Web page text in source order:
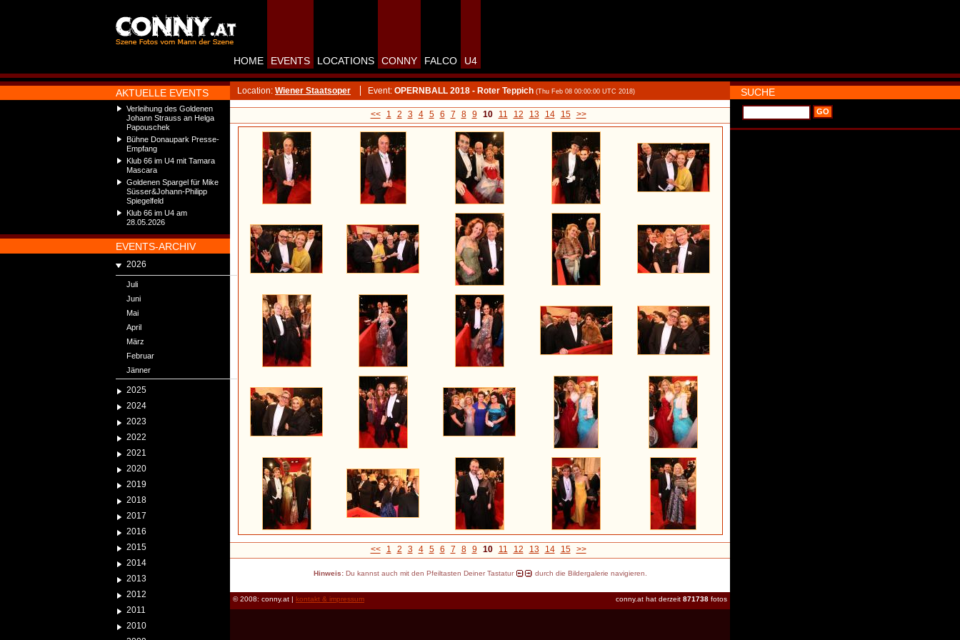
AKTUELLE EVENTS
Verleihung des Goldenen
Johann Strauss an Helga
Papouschek
Bühne Donaupark Presse-
Empfang
Klub 66 im U4 mit Tamara
Mascara
Goldenen Spargel für Mike
Süsser&Johann-Philipp
Spiegelfeld
Klub 66 im U4 am
28.05.2026
EVENTS-ARCHIV
2026
Juli
Juni
Mai
April
März
Februar
Jänner
2025
2024
2023
2022
2021
2020
2019
2018
2017
2016
2015
2014
2013
2012
2011
2010
HOME EVENTS LOCATIONS CONNY FALCO U4
Location: Wiener Staatsoper Event: OPERNBALL 2018 - Roter Teppich (Thu Feb 08 00:00:00 UTC 2018)
<< 1 2 3 4 5 6 7 8 9 10 11 12 13 14 15 >>
<< 1 2 3 4 5 6 7 8 9 10 11 12 13 14 15 >>
Hinweis:Du kannst auch mit den Pfeiltasten Deiner Tastatur durch die Bildergalerie navigieren.
conny.at hat derzeit 871738 fotos
© 2008: conny.at | kontakt & impressum
SUCHE